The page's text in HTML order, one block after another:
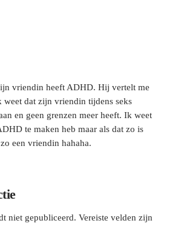
vriendin heeft ADHD. Hij vertelt me
weet dat zijn vriendin tijdens seks
en geen grenzen meer heeft. Ik weet
te maken heb maar als dat zo is
een vriendin hahaha.
niet gepubliceerd. Vereiste velden zijn